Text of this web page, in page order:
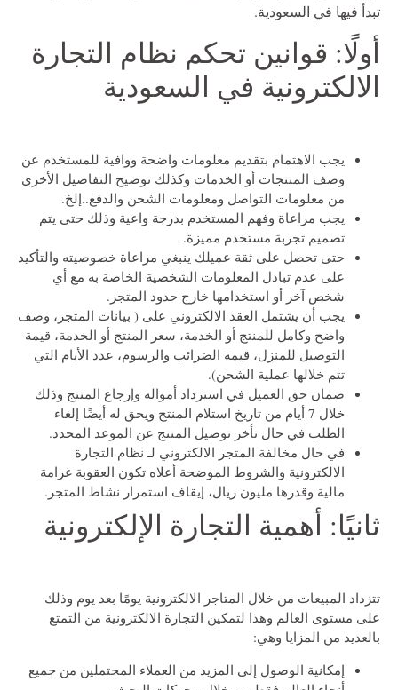
تبدأ فيها في السعودية.
أولًا: قوانين تحكم نظام التجارة
الالكترونية في السعودية
يجب الاهتمام بتقديم معلومات واضحة ووافية للمستخدم عن
وصف المنتجات أو الخدمات وكذلك توضيح التفاصيل الأخرى
من معلومات التواصل ومعلومات الشحن والدفع..إلخ.
يجب مراعاة وفهم المستخدم بدرجة واعية وذلك حتى يتم
تصميم تجربة مستخدم مميزة.
حتى تحصل على ثقة عميلك ينبغي مراعاة خصوصيته والتأكيد
على عدم تبادل المعلومات الشخصية الخاصة به مع أي
شخص آخر أو استخدامها خارج حدود المتجر.
يجب أن يشتمل العقد الالكتروني على ( بيانات المتجر، وصف
واضح وكامل للمنتج أو الخدمة، سعر المنتج أو الخدمة، قيمة
التوصيل للمنزل، قيمة الضرائب والرسوم، عدد الأيام التي
تتم خلالها عملية الشحن).
ضمان حق العميل في استرداد أمواله وإرجاع المنتج وذلك
خلال 7 أيام من تاريخ استلام المنتج ويحق له أيضًا إلغاء
الطلب في حال تأخر توصيل المنتج عن الموعد المحدد.
في حال مخالفة المتجر الالكتروني لـ نظام التجارة
الالكترونية والشروط الموضحة أعلاه تكون العقوبة غرامة
مالية وقدرها مليون ريال، إيقاف استمرار نشاط المتجر.
ثانيًا: أهمية التجارة الإلكترونية
تتزداد المبيعات من خلال المتاجر الالكترونية يومًا بعد يوم وذلك
على مستوى العالم وهذا لتمكين التجارة الالكترونية من التمتع
بالعديد من المزايا وهي:
إمكانية الوصول إلى المزيد من العملاء المحتملين من جميع